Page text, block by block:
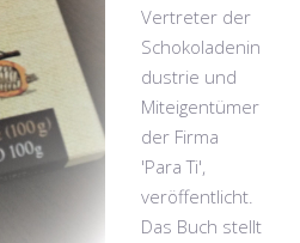
Vertreter der
Schokoladenin
dustrie und
Miteigentümer
der Firma
'Para Ti',
veröffentlicht.
Das Buch stellt